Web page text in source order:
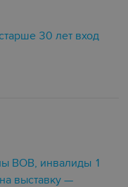
30 лет вход
ВОВ, инвалиды 1
выставку —